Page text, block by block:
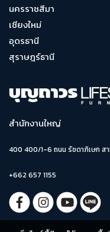
นครราชสีมา
เชียงใหม่
อุดรธานี
สุราษฎร์ธานี
สำนักงานใหญ่
400 400/1-6 ถนน รัชดาภิเษก ส
+662 657 1155